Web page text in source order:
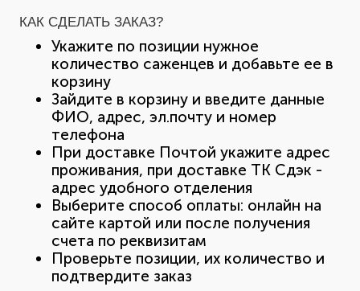
КАК СДЕЛАТЬ ЗАКАЗ?
Укажите по позиции нужное
количество саженцев и добавьте ее в
корзину
Зайдите в корзину и введите данные
ФИО, адрес, эл.почту и номер
телефона
При доставке Почтой укажите адрес
проживания, при доставке ТК Сдэк -
адрес удобного отделения
Выберите способ оплаты: онлайн на
сайте картой или после получения
счета по реквизитам
Проверьте позиции, их количество и
подтвердите заказ